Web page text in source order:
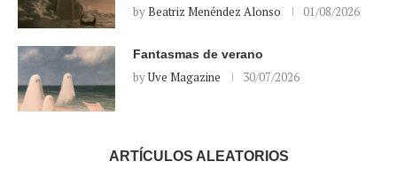
byBeatriz Menéndez Alonso 01/08/2026
Fantasmas de verano
byUve Magazine 30/07/2026
ARTÍCULOS ALEATORIOS